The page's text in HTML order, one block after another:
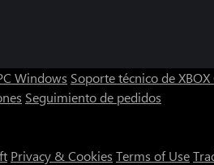
Windows Soporte técnico de XBOX
Seguimiento de pedidos
Privacy & Cookies Terms of Use